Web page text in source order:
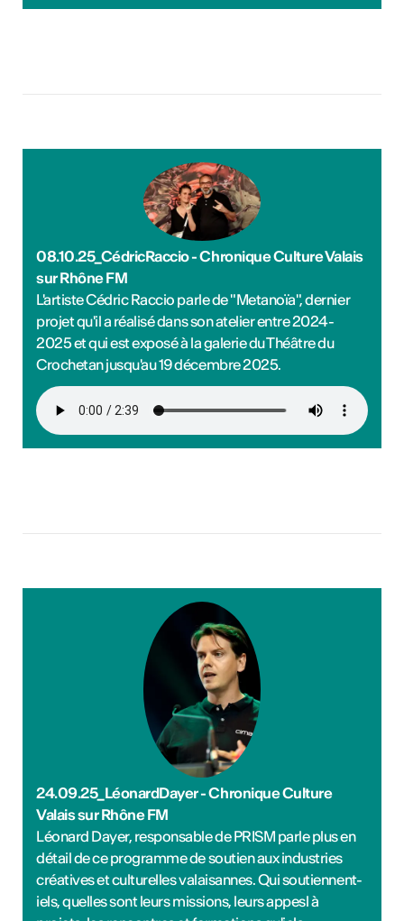
08.10.25_CédricRaccio - Chronique Culture Valais
sur Rhône FM
L'artiste Cédric Raccio parle de "Metanoïa", dernier
projet qu'il a réalisé dans son atelier entre 2024-
2025 et qui est exposé à la galerie du Théâtre du
Crochetan jusqu'au 19 décembre 2025.
24.09.25_LéonardDayer - Chronique Culture
Valais sur Rhône FM
Léonard Dayer, responsable de PRISM parle plus en
détail de ce programme de soutien aux industries
créatives et culturelles valaisannes. Qui soutiennent-
iels, quelles sont leurs missions, leurs appesl à